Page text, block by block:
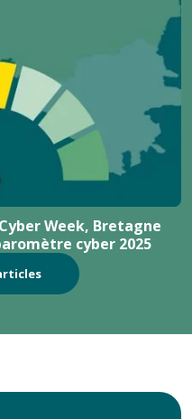
Week, Bretagne
cyber 2025